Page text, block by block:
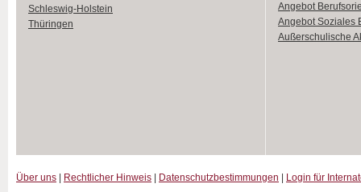
Schleswig-Holstein
Thüringen
Angebot
Angebot Soziales
Außerschulische
Über uns Rechtlicher Hinweis Datenschutzbestimmungen Login für